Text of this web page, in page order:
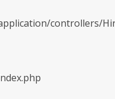
controllers/